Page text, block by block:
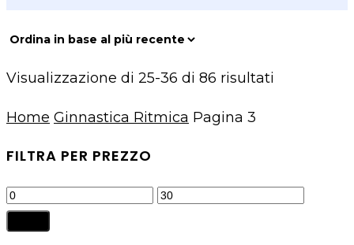
Visualizzazione di 25-36 di 86 risultati
recente
Home Ginnastica Ritmica Pagina 3
FILTRA PER PREZZO
Prezzo
Prezzo